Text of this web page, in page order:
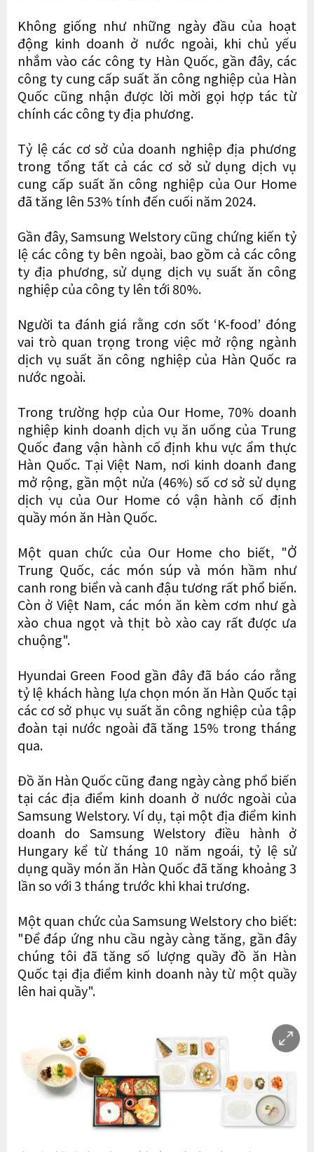
Không giống như những ngày đầu của hoạt
động kinh doanh ở nước ngoài, khi chủ yếu
nhắm vào các công ty Hàn Quốc, gần đây, các
công ty cung cấp suất ăn công nghiệp của Hàn
Quốc cũng nhận được lời mời gọi hợp tác từ
chính các công ty địa phương.
Tỷ lệ các cơ sở của doanh nghiệp địa phương
trong tổng tất cả các cơ sở sử dụng dịch vụ
cung cấp suất ăn công nghiệp của Our Home
đã tăng lên 53% tính đến cuối năm 2024.
Gần đây, Samsung Welstory cũng chứng kiến ​​tỷ
lệ các công ty bên ngoài, bao gồm cả các công
ty địa phương, sử dụng dịch vụ suất ăn công
nghiệp của công ty lên tới 80%.
Người ta đánh giá rằng cơn sốt ‘K-food’ đóng
vai trò quan trọng trong việc mở rộng ngành
dịch vụ suất ăn công nghiệp của Hàn Quốc ra
nước ngoài.
Trong trường hợp của Our Home, 70% doanh
nghiệp kinh doanh dịch vụ ăn uống của Trung
Quốc đang vận hành cố định khu vực ẩm thực
Hàn Quốc. Tại Việt Nam, nơi kinh doanh đang
mở rộng, gần một nửa (46%) số cơ sở sử dụng
dịch vụ của Our Home có vận hành cố định
quầy món ăn Hàn Quốc.
Một quan chức của Our Home cho biết, "Ở
Trung Quốc, các món súp và món hầm như
canh rong biển và canh đậu tương rất phổ biến.
Còn ở Việt Nam, các món ăn kèm cơm như gà
xào chua ngọt và thịt bò xào cay rất được ưa
chuộng".
Hyundai Green Food gần đây đã báo cáo rằng
tỷ lệ khách hàng lựa chọn món ăn Hàn Quốc tại
các cơ sở phục vụ suất ăn công nghiệp của tập
đoàn tại nước ngoài đã tăng 15% trong tháng
qua.
Đồ ăn Hàn Quốc cũng đang ngày càng phổ biến
tại các địa điểm kinh doanh ở nước ngoài của
Samsung Welstory. Ví dụ, tại một địa điểm kinh
doanh do Samsung Welstory điều hành ở
Hungary kể từ tháng 10 năm ngoái, tỷ lệ sử
dụng quầy món ăn Hàn Quốc đã tăng khoảng 3
lần so với 3 tháng trước khi khai trương.
Một quan chức của Samsung Welstory cho biết:
"Để đáp ứng nhu cầu ngày càng tăng, gần đây
chúng tôi đã tăng số lượng quầy đồ ăn Hàn
Quốc tại địa điểm kinh doanh này từ một quầy
lên hai quầy".